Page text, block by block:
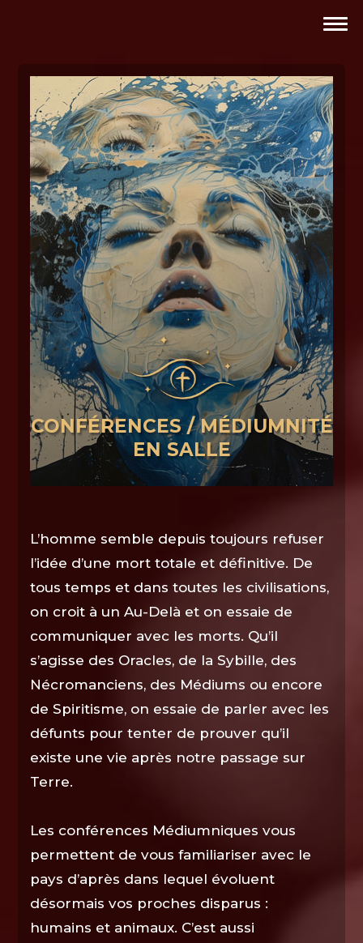
CONFÉRENCES / MÉDIUMNITÉ
EN SALLE
L’homme semble depuis toujours refuser
l’idée d’une mort totale et définitive. De
tous temps et dans toutes les civilisations,
on croit à un Au-Delà et on essaie de
communiquer avec les morts. Qu’il
s’agisse des Oracles, de la Sybille, des
Nécromanciens, des Médiums ou encore
de Spiritisme, on essaie de parler avec les
défunts pour tenter de prouver qu’il
existe une vie après notre passage sur
Terre.
Les conférences Médiumniques vous
permettent de vous familiariser avec le
pays d’après dans lequel évoluent
désormais vos proches disparus :
humains et animaux. C’est aussi